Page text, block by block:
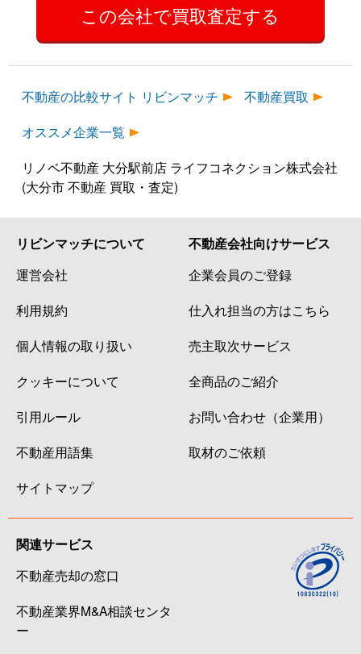
不動産の比較サイト リビンマッチ
不動産買取
オススメ企業一覧
リノベ不動産 大分駅前店 ライフコネクション株式会社
(大分市 不動産 買取・査定)
リビンマッチについて
運営会社
利用規約
個人情報の取り扱い
クッキーについて
引用ルール
不動産用語集
サイトマップ
不動産会社向けサービス
企業会員のご登録
仕入れ担当の方はこちら
売主取次サービス
全商品のご紹介
お問い合わせ（企業用）
取材のご依頼
関連サービス
不動産売却の窓口
不動産業界M&A相談センタ
ー